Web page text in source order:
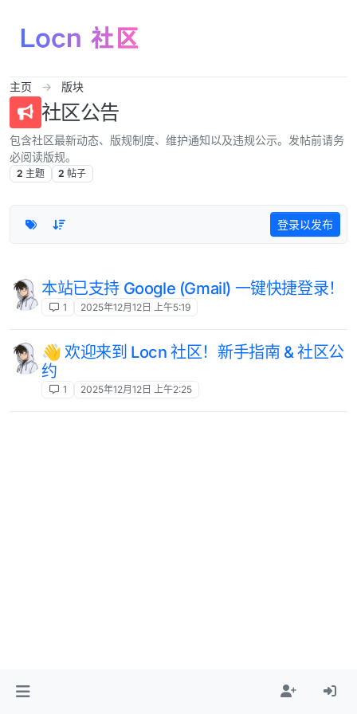
主页 版块
社区公告
包含社区最新动态、版规制度、维护通知以及违规公示。发帖前请务
必阅读版规。
2 主题 2 帖子
登录以发布
本站已支持 Google (Gmail) 一键快捷登录！
1 2025年12月12日 上午5:19
👋 欢迎来到 Locn 社区！新手指南 & 社区公
约
1 2025年12月12日 上午2:25